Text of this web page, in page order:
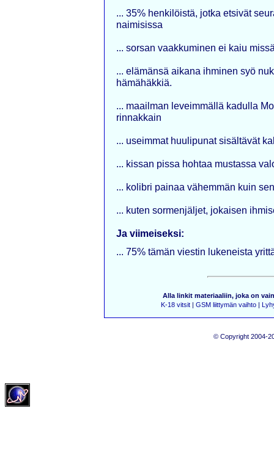
... 35% henkilöistä, jotka etsivät
naimisissa
... sorsan vaakkuminen ei kaiu
... elämänsä aikana ihminen syö
hämähäkkiä.
... maailman leveimmällä kadulla
rinnakkain
... useimmat huulipunat sisältävät
... kissan pissa hohtaa mustassa
... kolibri painaa vähemmän kuin
... kuten sormenjäljet, jokaisen
Ja viimeiseksi:
... 75% tämän viestin lukeneista
Alla linkit materiaaliin, joka on
K-18 vitsit | GSM liittymän vaihto |
© Copyright 2004-